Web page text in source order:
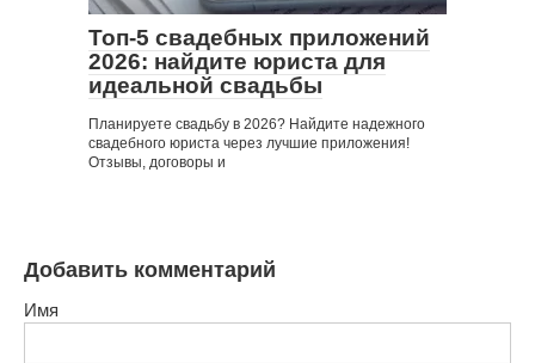
Топ-5 свадебных приложений
2026: найдите юриста для
идеальной свадьбы
Планируете свадьбу в 2026? Найдите надежного
свадебного юриста через лучшие приложения!
Отзывы, договоры и
Добавить комментарий
Имя